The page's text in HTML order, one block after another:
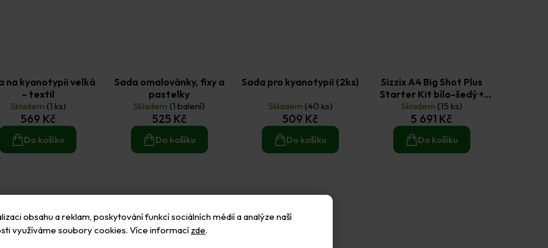
obsahu a reklam, poskytování funkcí sociálních médií a analýze naší
využíváme soubory cookies. Více informací zde.
na kyanotypii velká
- textil
Skladem (1 ks)
569 Kč
Do košíku
Sada omalovánky, fixy a
pastelky
Skladem (1 balení)
525 Kč
Do košíku
Sada pro kyanotypii (2ks)
Skladem (40 ks)
509 Kč
Do košíku
Sizzix A4 Big Shot Plus
Starter Kit bílo-šedý +
dárek 2 ks česká šablona
Skladem (15 ks)
5 691 Kč
Do košíku
❤️ Bestseller